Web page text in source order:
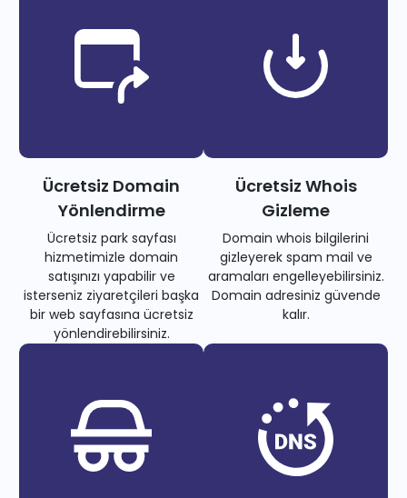
Ücretsiz Domain
Yönlendirme
Ücretsiz park sayfası
hizmetimizle domain
satışınızı yapabilir ve
isterseniz ziyaretçileri başka
bir web sayfasına ücretsiz
yönlendirebilirsiniz.
Ücretsiz Whois
Gizleme
Domain whois bilgilerini
gizleyerek spam mail ve
aramaları engelleyebilirsiniz.
Domain adresiniz güvende
kalır.